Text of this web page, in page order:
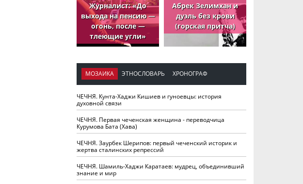
Журналист: «До
выхода на пенсию —
огонь, после —
тлеющие угли»
Абрек Зелимхан и
дуэль без крови
(горская притча)
МОЗАИКА ЭТНОСЛОВАРЬ ХРОНОГРАФ
ЧЕЧНЯ. Кунта-Хаджи Кишиев и гуноевцы: история
духовной связи
ЧЕЧНЯ. Первая чеченская женщина - переводчица
Курумова Бата (Хава)
ЧЕЧНЯ. Заурбек Шерипов: первый чеченский историк и
жертва сталинских репрессий
ЧЕЧНЯ. Шамиль-Хаджи Каратаев: мудрец, объединивший
знание и мир